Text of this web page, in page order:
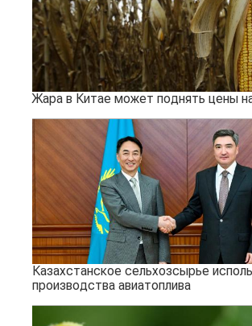
Жара в Китае может поднять цены
Казахстанское сельхозсырье
производства авиатоплива